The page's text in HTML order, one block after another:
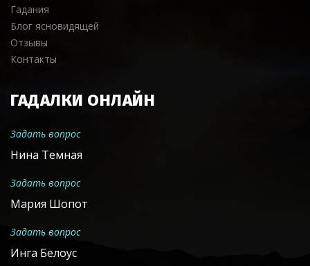
Гадания
Блог ясновидящей
Отзывы
Контакты
ГАДАЛКИ ОНЛАЙН
Задать вопрос
Нина Темная
Задать вопрос
Мария Шопот
Задать вопрос
Инга Белоус